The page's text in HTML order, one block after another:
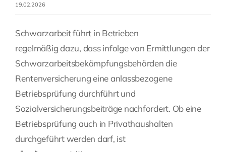
Fragen Sie Ihre Kanzlei
Kontakt
19.02.2026
Schwarzarbeit führt in Betrieben
regelmäßig dazu, dass infolge von Ermittlungen der
Schwarzarbeitsbekämpfungsbehörden die
Rentenversicherung eine anlassbezogene
Betriebsprüfung durchführt und
Sozialversicherungsbeiträge nachfordert. Ob eine
Betriebsprüfung auch in Privathaushalten
durchgeführt werden darf, ist